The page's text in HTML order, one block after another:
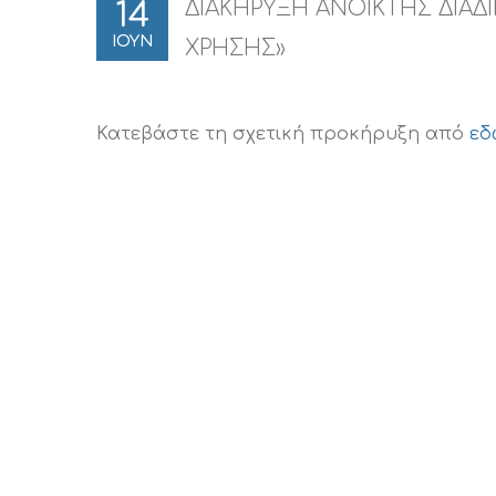
14
ΙΟΥΝ
ΔΙΑΚΗΡΥΞΗ ΑΝΟΙΚΤΗΣ
ΧΡΗΣΗΣ»
Κατεβάστε τη σχετική προκήρυξη από